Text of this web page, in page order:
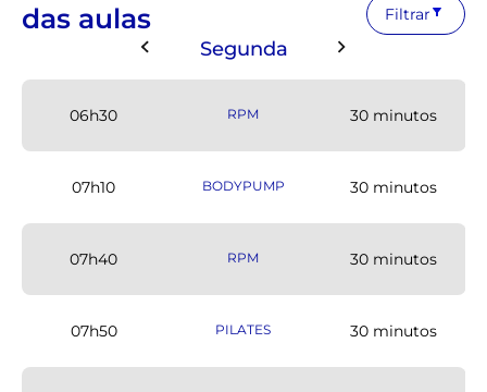
das aulas Filtrar
Segunda
06h30 RPM 30 minutos
07h10 BODYPUMP 30 minutos
07h40 RPM 30 minutos
07h50 PILATES 30 minutos